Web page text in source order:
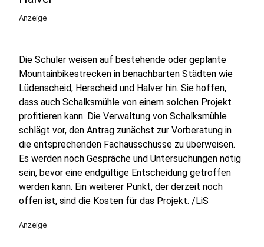
Anzeige
Die Schüler weisen auf bestehende oder geplante
Mountainbikestrecken in benachbarten Städten wie
Lüdenscheid, Herscheid und Halver hin. Sie hoffen,
dass auch Schalksmühle von einem solchen Projekt
profitieren kann. Die Verwaltung von Schalksmühle
schlägt vor, den Antrag zunächst zur Vorberatung in
die entsprechenden Fachausschüsse zu überweisen.
Es werden noch Gespräche und Untersuchungen nötig
sein, bevor eine endgültige Entscheidung getroffen
werden kann. Ein weiterer Punkt, der derzeit noch
offen ist, sind die Kosten für das Projekt. /LiS
Anzeige